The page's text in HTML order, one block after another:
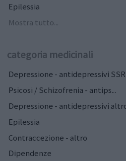
Epilessia
Mostra tutto...
categoria medicinali
Depressione - antidepressivi
Psicosi / Schizofrenia - antips...
Depressione - antidepressivi
Epilessia
Contraccezione - altro
Dipendenze